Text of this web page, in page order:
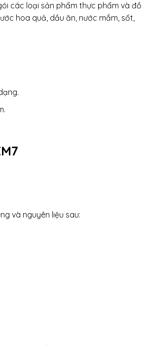
các loại sản phẩm thực phẩm và đồ
hoa quả, dầu ăn, nước mắm, sốt,
và nguyên liệu sau: